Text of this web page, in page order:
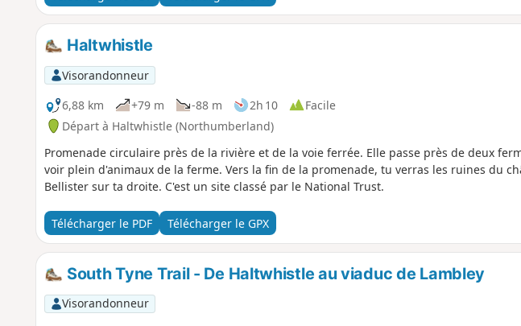
Haltwhistle
Visorandonneur
6,88 km
+79 m -88 m 2h 10
Facile
Départ à Haltwhistle (Northumberland)
Promenade circulaire près de la rivière et de la voie ferrée. Elle passe près de deux
voir plein d'animaux de la ferme. Vers la fin de la promenade, tu verras les ruines du
Bellister sur ta droite. C'est un site classé par le National Trust.
Télécharger le PDF Télécharger le GPX
South Tyne Trail - De Haltwhistle au viaduc de Lambley
Visorandonneur